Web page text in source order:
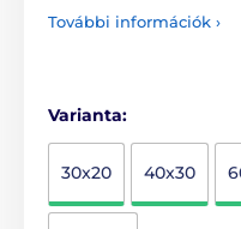
További információk ›
Varianta:
30x20 40x30